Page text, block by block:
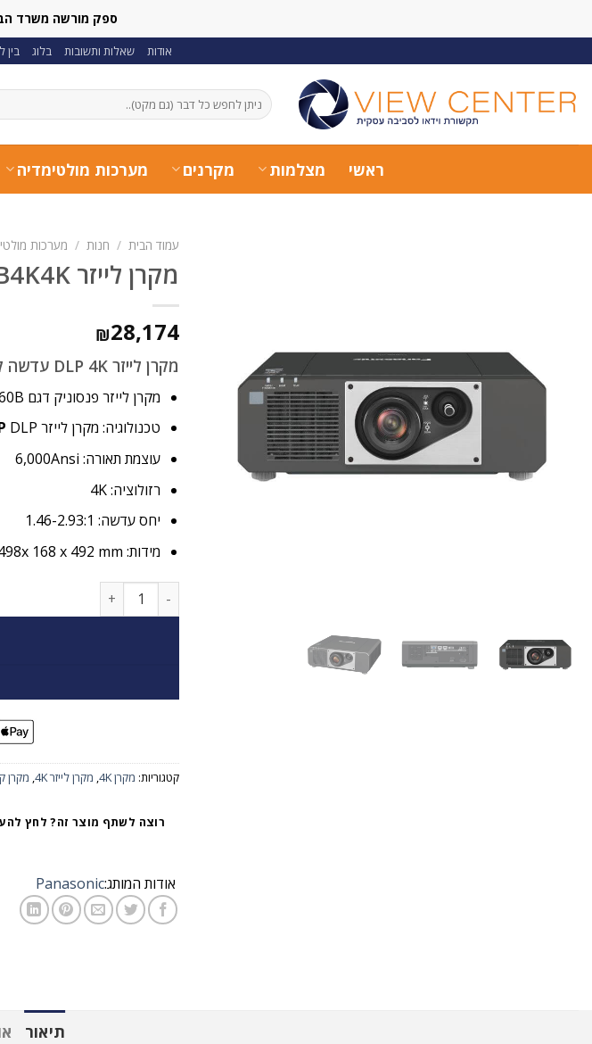
ספק מורשה משרד הביטחון
אודות שאלות ותשובות בלוג בין
חיפוש
עבור:
ראשי מצלמות מקרנים מערכות מולטימדיה
עמוד הבית / חנות / מערכות
מקרן לייזר PANASONIC PT-FRQ60B4K4K
₪28,174
מקרן לייזר DLP 4K עדשה קבועה PT-FRQ60B
מקרן לייזר פנסוניק דגם PT-FRQ60B עדשה קבועה
טכנולוגיה: מקרן לייזר DLP
עוצמת תאורה: 6,000Ansi
רזולוציה: 4K
יחס עדשה: 1.46-2.93:1
מידות: 498x 168 x 492 mm
כמות של מקרן לייזר PANASONIC PT-FRQ60B4K4K
קטגוריות: מקרן 4K , מקרן לייזר 4K , מקרן
רוצה לשתף מוצר זה? לחץ
אודות המותג:Panasonic
תיאור